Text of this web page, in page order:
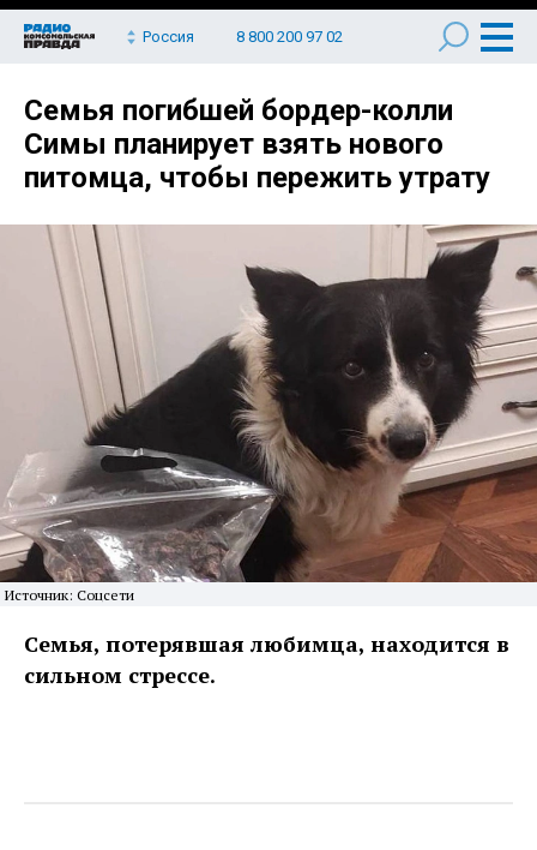
Россия 8 800 200 97 02
Семья погибшей бордер-колли
Симы планирует взять нового
питомца, чтобы пережить утрату
Источник: Соцсети
Семья, потерявшая любимца, находится в
сильном стрессе.